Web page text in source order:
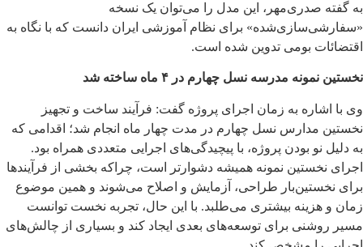
به گفته صدری‌مهر، این مدل را می‌توان یک نسخه
«سفارشی‌سازی‌شده» برای نظام آموزشی ایران دانست که با نگاه به
اقتضائات بومی تدوین شده است.
نخستین نمونه مدرسه نسل چهارم در ۴ ماه ساخته شد
وی با اشاره به زمان اجرای پروژه گفت: فرآیند ساخت و تجهیز
نخستین مدارس نسل چهارم در مدت چهار ماه انجام شد؛ اقدامی که
به دلیل نو بودن پروژه، با پیچیدگی‌های اجرایی متعددی همراه بود.
اجرای نخستین نمونه همیشه دشوارتر است، چراکه بخشی از فرآیندها
برای نخستین‌بار طراحی، آزمایش و اصلاح می‌شوند و همین موضوع
زمان و هزینه بیشتری می‌طلبد. با این حال، تجربه نخست توانست
مسیر روشنی برای توسعه‌های بعدی ایجاد کند و بسیاری از چالش‌های